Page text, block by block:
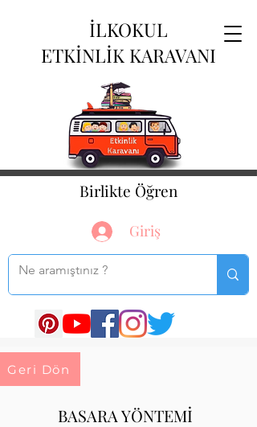
İLKOKUL
ETKİNLİK KARAVANI
Birlikte Öğren
Giriş
Geri Dön
BASARA YÖNTEMİ